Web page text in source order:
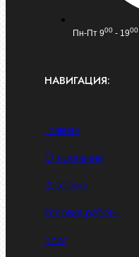
Пн-Пт 900 - 1900
НАВИГАЦИЯ:
Главная
О компании
Доставка
Условия работы
Блог